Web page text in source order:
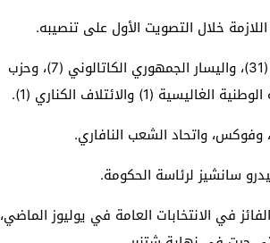
وحظي الزعيم الاشتراكي بدعم نواب من حزبه (121)، ونواب حركة سومار (31)، واليسار الجمهوري الكاتالوني (7)، وحزب
في الانتخابات العامة في يوليوز الماضي،